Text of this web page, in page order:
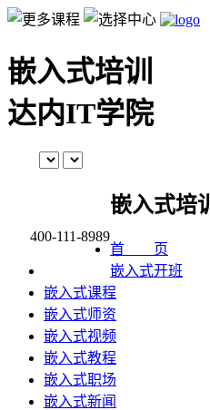
嵌入式培训
达内IT学院
400-111-8989
嵌入式培训
首 页
嵌入式开班
嵌入式课程
嵌入式师资
嵌入式视频
嵌入式教程
嵌入式职场
嵌入式新闻